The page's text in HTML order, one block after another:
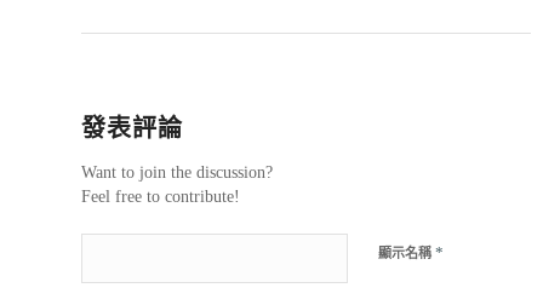
發表評論
Want to join the discussion?
Feel free to contribute!
顯示名稱 *